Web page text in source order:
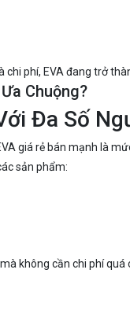
phí, EVA đang trở
Chuộng?
Đa Số
giá rẻ bán mạnh là
sản phẩm:
không cần chi phí quá